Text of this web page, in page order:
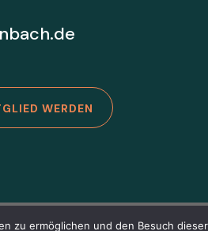
WERDEN
ermöglichen und den Besuch